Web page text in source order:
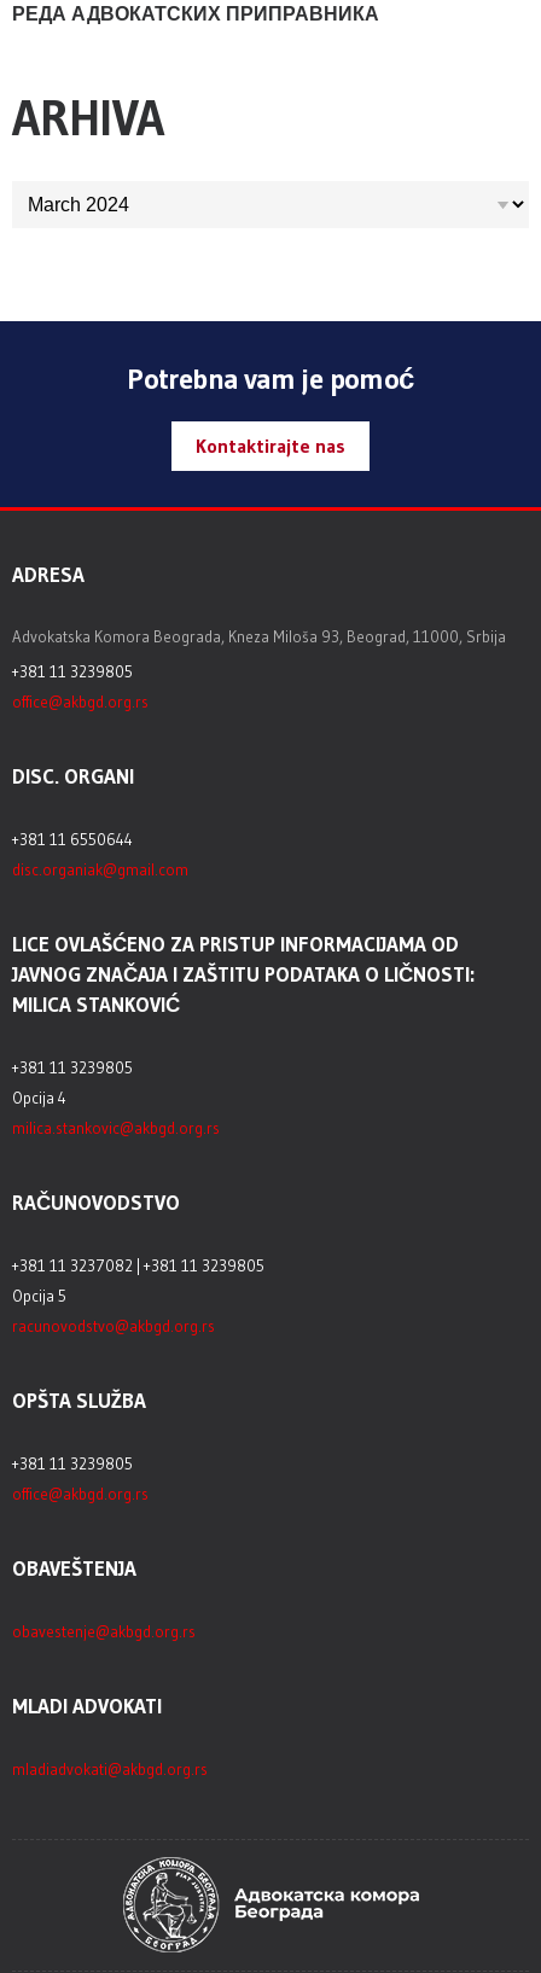
РЕДА АДВОКАТСКИХ ПРИПРАВНИКА
ARHIVA
ARHIVA
Potrebna vam je pomoć
Kontaktirajte nas
ADRESA
Advokatska Komora Beograda, Kneza Miloša 93, Beograd, 11000, Srbija
+381 11 3239805
office@akbgd.org.rs
DISC. ORGANI
+381 11 6550644
disc.organiak@gmail.com
LICE OVLAŠĆENO ZA PRISTUP INFORMACIJAMA OD
JAVNOG ZNAČAJA I ZAŠTITU PODATAKA O LIČNOSTI:
MILICA STANKOVIĆ
+381 11 3239805
Opcija 4
milica.stankovic@akbgd.org.rs
RAČUNOVODSTVO
+381 11 3237082 | +381 11 3239805
Opcija 5
racunovodstvo@akbgd.org.rs
OPŠTA SLUŽBA
+381 11 3239805
office@akbgd.org.rs
OBAVEŠTENJA
obavestenje@akbgd.org.rs
MLADI ADVOKATI
mladiadvokati@akbgd.org.rs